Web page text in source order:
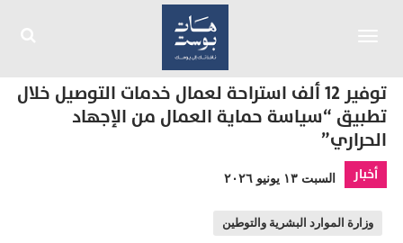
توفير 12 ألف استراحة لعمال خدمات التوصيل خلال
تطبيق “سياسة حماية العمال من الإجهاد
الحراري”
أخبار السبت ١٣ يونيو ٢٠٢٦
وزارة الموارد البشرية والتوطين